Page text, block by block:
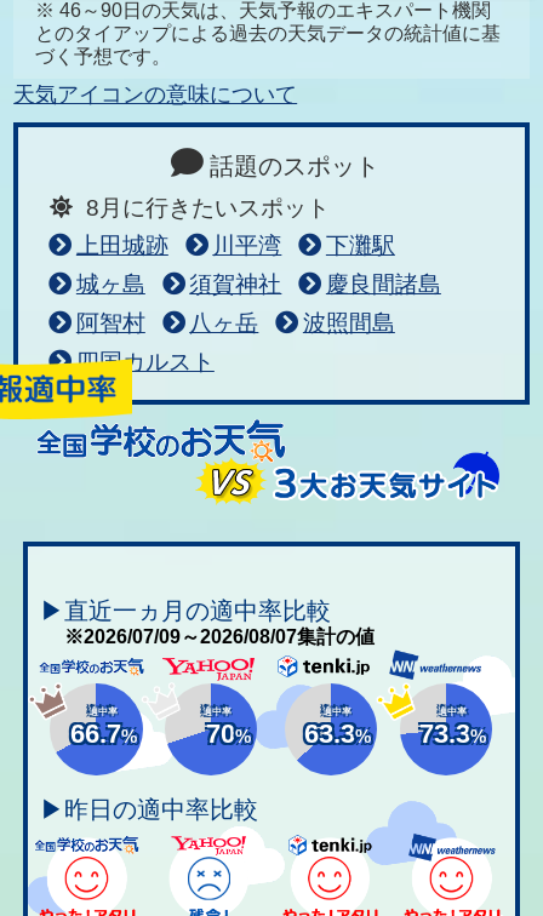
※ 46～90日の天気は、天気予報のエキスパート機関
とのタイアップによる過去の天気データの統計値に基
づく予想です。
天気アイコンの意味について
話題のスポット
8月に行きたいスポット
上田城跡
川平湾
下灘駅
城ヶ島
須賀神社
慶良間諸島
阿智村
八ヶ岳
波照間島
四国カルスト
▶直近一ヵ月の適中率比較
※2026/07/09～2026/08/07集計の値
適中率
66.7%
適中率
70%
適中率
63.3%
適中率
73.3%
▶昨日の適中率比較